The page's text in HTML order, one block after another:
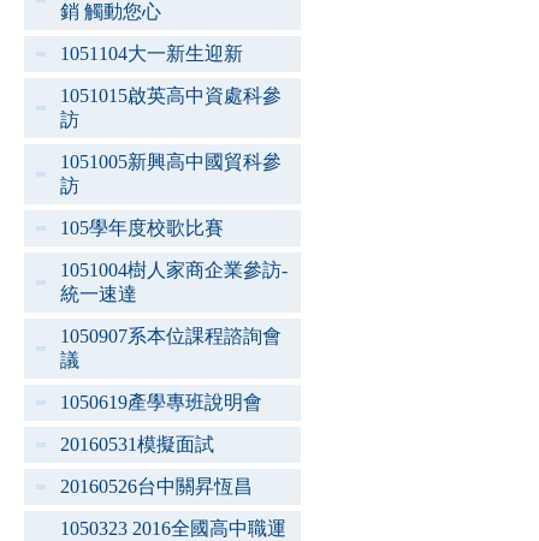
銷 觸動您心
1051104大一新生迎新
1051015啟英高中資處科參
訪
1051005新興高中國貿科參
訪
105學年度校歌比賽
1051004樹人家商企業參訪-
統一速達
1050907系本位課程諮詢會
議
1050619產學專班說明會
20160531模擬面試
20160526台中關昇恆昌
1050323 2016全國高中職運